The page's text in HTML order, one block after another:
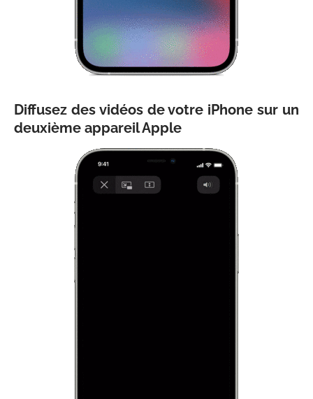
Diffusez des vidéos de votre iPhone sur un
deuxième appareil Apple